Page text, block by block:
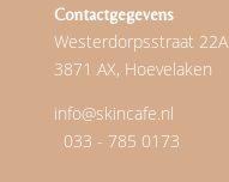
Contactgegevens
Westerdorpsstraat 22A
3871 AX, Hoevelaken
info@skincafe.nl
033 - 785 0173